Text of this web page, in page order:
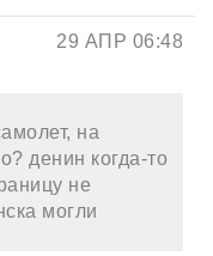
29 АПР 06:48
на
денин когда-то
не
могли